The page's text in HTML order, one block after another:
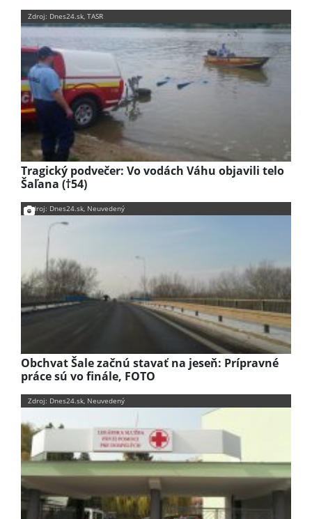
Zdroj: Dnes24.sk, TASR
Tragický podvečer: Vo vodách Váhu objavili telo
Šaľana (†54)
Zdroj: Dnes24.sk, Neuvedený
Obchvat Šale začnú stavať na jeseň: Prípravné
práce sú vo finále, FOTO
Zdroj: Dnes24.sk, Neuvedený